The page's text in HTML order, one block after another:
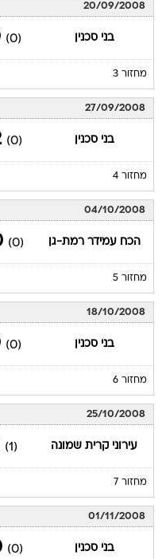
20/09/2008
בני סכנין (0)
מחזור 3
27/09/2008
בני סכנין (0)
מחזור 4
04/10/2008
הכח עמידר רמת-גן (0)
מחזור 5
18/10/2008
בני סכנין (0)
מחזור 6
25/10/2008
עירוני קרית שמונה (1)
מחזור 7
01/11/2008
בני סכנין (0)